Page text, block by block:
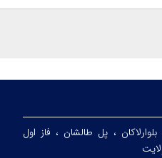
، پل طالشان ، فاز اول